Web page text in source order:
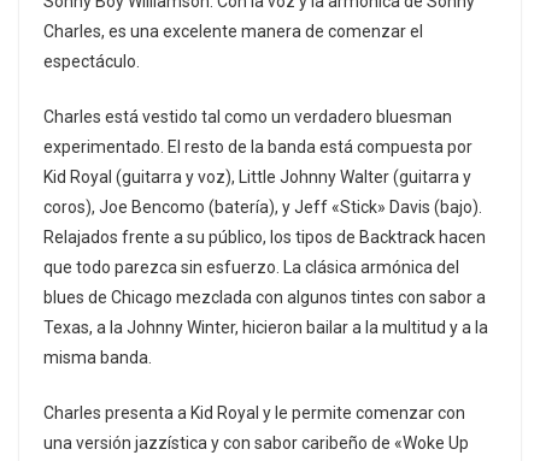
Charles, es una excelente manera de comenzar el
espectáculo.
Charles está vestido tal como un verdadero bluesman
experimentado. El resto de la banda está compuesta por
Kid Royal (guitarra y voz), Little Johnny Walter (guitarra y
coros), Joe Bencomo (batería), y Jeff «Stick» Davis (bajo).
Relajados frente a su público, los tipos de Backtrack hacen
que todo parezca sin esfuerzo. La clásica armónica del
blues de Chicago mezclada con algunos tintes con sabor a
Texas, a la Johnny Winter, hicieron bailar a la multitud y a la
misma banda.
Charles presenta a Kid Royal y le permite comenzar con
una versión jazzística y con sabor caribeño de «Woke Up